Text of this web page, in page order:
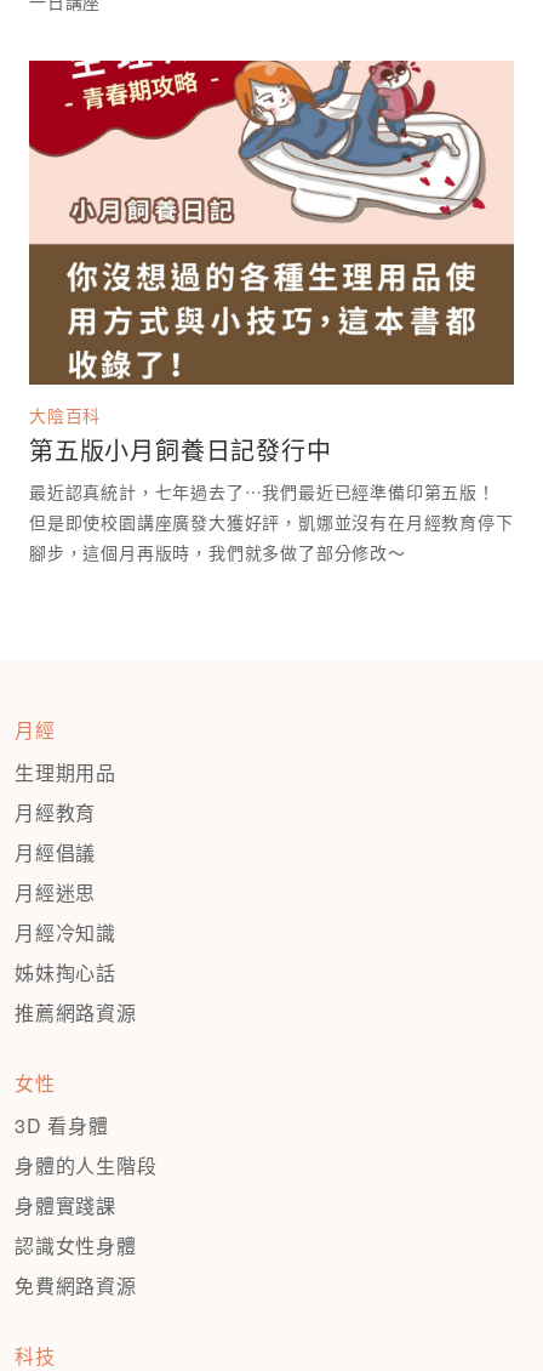
大陰百科
第五版小月飼養日記發行中
最近認真統計，七年過去了⋯我們最近已經準備印第五版！
但是即使校園講座廣發大獲好評，凱娜並沒有在月經教育停下
腳步，這個月再版時，我們就多做了部分修改～
月經
生理期用品
月經教育
月經倡議
月經迷思
月經冷知識
姊妹掏心話
推薦網路資源
女性
3D 看身體
身體的人生階段
身體實踐課
認識女性身體
免費網路資源
科技